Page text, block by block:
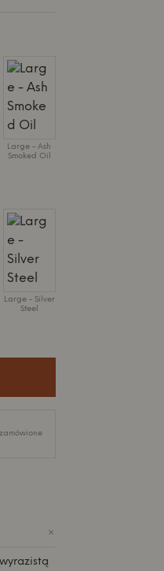
Large - Ash
Smoked Oil
Large - Silver
Steel
+